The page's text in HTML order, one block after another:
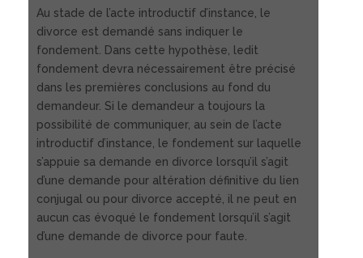
Au stade de l’acte introductif d’instance, le
divorce est demandé sans indiquer le
fondement. Dans cette hypothèse, ledit
fondement devra nécessairement être précisé
dans les premières conclusions au fond du
demandeur. Si le demandeur a toujours la
possibilité de communiquer, au sein de l’acte
introductif d’instance, le fondement sur laquelle
s’appuie sa demande en divorce lorsqu’il s’agit
d’une demande pour altération définitive du lien
conjugal ou pour divorce accepté, il ne peut en
aucun cas évoqué le fondement lorsqu’il s’agit
d’une demande de divorce pour faute.